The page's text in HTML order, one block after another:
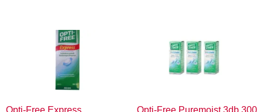
Opti-Free Express
Opti-Free Puremoist 3db 300